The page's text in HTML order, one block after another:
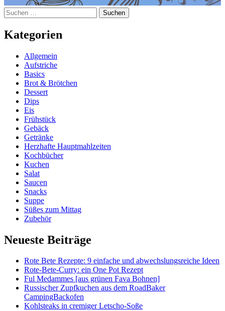
Suchen
nach:
Kategorien
Allgemein
Aufstriche
Basics
Brot & Brötchen
Dessert
Dips
Eis
Frühstück
Gebäck
Getränke
Herzhafte Hauptmahlzeiten
Kochbücher
Kuchen
Salat
Saucen
Snacks
Suppe
Süßes zum Mittag
Zubehör
Neueste Beiträge
Rote Bete Rezepte: 9 einfache und abwechslungsreiche Ideen
Rote-Bete-Curry: ein One Pot Rezept
Ful Medammes [aus grünen Fava Bohnen]
Russischer Zupfkuchen aus dem RoadBaker
CampingBackofen
Kohlsteaks in cremiger Letscho-Soße